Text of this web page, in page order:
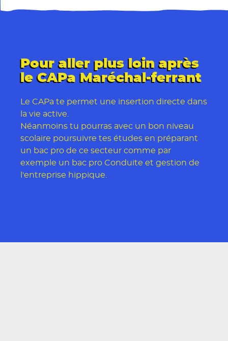
L'Aventure du vivant, Le Tour
Pour aller plus loin après
le CAPa Maréchal-ferrant
Le CAPa te permet une insertion directe dans
la vie active.
Néanmoins tu pourras avec un bon niveau
scolaire poursuivre tes études en préparant
un bac pro de ce secteur comme par
exemple un bac pro Conduite et gestion de
l'entreprise hippique.